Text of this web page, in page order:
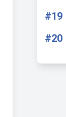
#19
#20